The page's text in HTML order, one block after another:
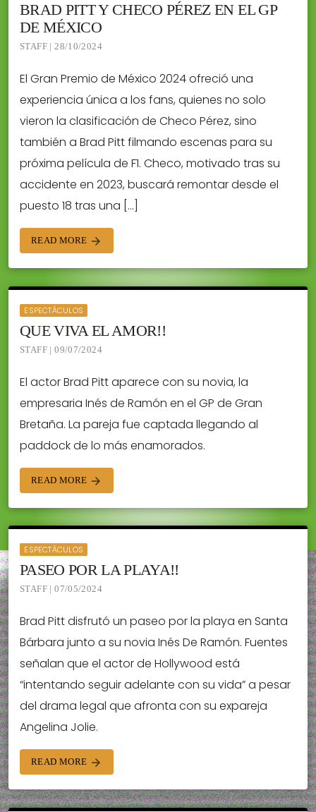
BRAD PITT Y CHECO PÉREZ EN EL GP
DE MÉXICO
STAFF | 28/10/2024
El Gran Premio de México 2024 ofreció una
experiencia única a los fans, quienes no solo
vieron la clasificación de Checo Pérez, sino
también a Brad Pitt filmando escenas para su
próxima película de F1. Checo, motivado tras su
accidente en 2023, buscará remontar desde el
puesto 18 tras una […]
READ MORE arrow_forward
ESPECTÁCULOS
QUE VIVA EL AMOR!!
STAFF | 09/07/2024
El actor Brad Pitt aparece con su novia, la
empresaria Inés de Ramón en el GP de Gran
Bretaña. La pareja fue captada llegando al
paddock de lo más enamorados.
READ MORE arrow_forward
ESPECTÁCULOS
PASEO POR LA PLAYA!!
STAFF | 07/05/2024
Brad Pitt disfrutó un paseo por la playa en Santa
Bárbara junto a su novia Inés De Ramón. Fuentes
señalan que el actor de Hollywood está
“intentando seguir adelante con su vida” a pesar
del drama legal que afronta con su expareja
Angelina Jolie.
READ MORE arrow_forward